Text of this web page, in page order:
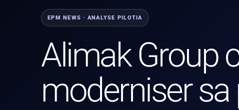
EPM NEWS · ANALYSE PILOTIA
Alimak Group
moderniser